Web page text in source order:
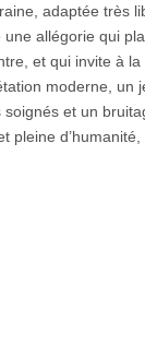
adaptée très
allégorie qui
et qui invite à
moderne, un
soignés et un
pleine